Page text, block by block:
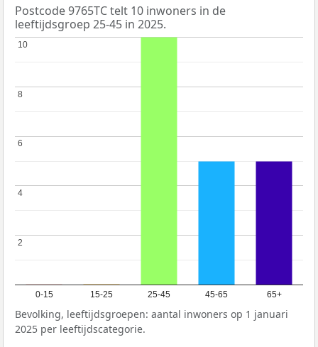
Postcode 9765TC telt 10 inwoners in de
leeftijdsgroep 25-45 in 2025.
0-15 15-25 25-45 45-65 65+
2
2
4
4
6
6
8
8
10
10
Bevolking, leeftijdsgroepen: aantal inwoners op 1 januari
2025 per leeftijdscategorie.